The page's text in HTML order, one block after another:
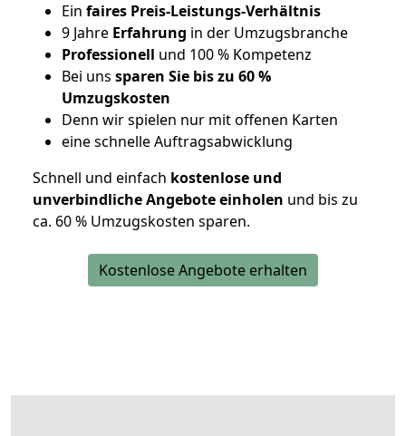
Ein faires Preis-Leistungs-Verhältnis
9 Jahre Erfahrung in der Umzugsbranche
Professionell und 100 % Kompetenz
Bei uns sparen Sie bis zu 60 %
Umzugskosten
Denn wir spielen nur mit offenen Karten
eine schnelle Auftragsabwicklung
Schnell und einfach kostenlose und
unverbindliche Angebote einholen und bis zu
ca. 60 % Umzugskosten sparen.
Kostenlose Angebote erhalten